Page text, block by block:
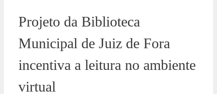
Projeto da Biblioteca
Municipal de Juiz de Fora
incentiva a leitura no ambiente
virtual